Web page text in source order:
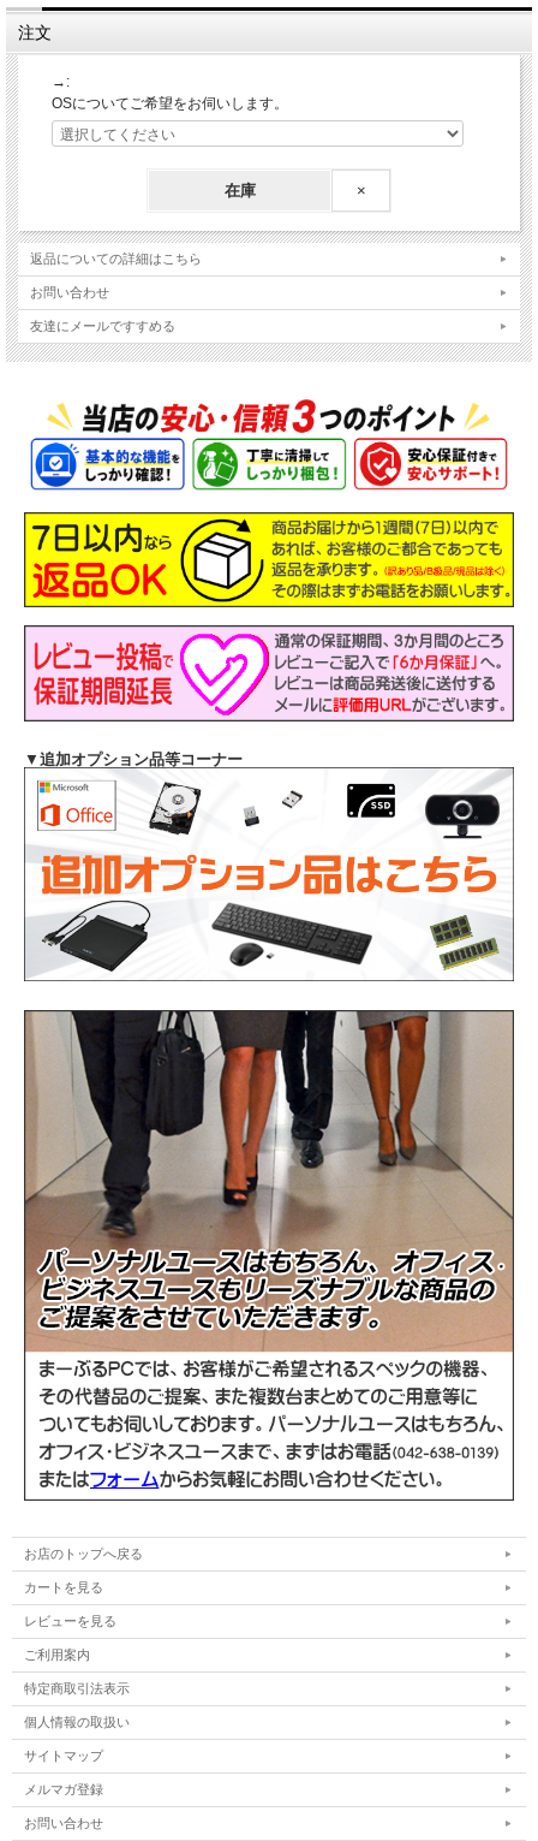
12.5型フルHD☆モバイルPC☆中古ノートパソコン
主なスペック
NEC VersaPro タイプVC UltraLite VKV44/C-
9
液晶 12.5インチ フルHD 解像度1920x1080
Intel Core i7-1160G7 プロセッサー 周波数
1.20GHz
メモリ 8GB（8192MB）※変更不可
ストレージ NVMeSSD256GB
光学ドライブ
WEBカメラ 内蔵
通信機能 有線LAN、無線LAN、Bluetooth
インタフェース
USB Type-C(Thunderbolt 3対応)、USB3.0、
バッテリー 充電可能です
商品の状態 中古品（動作確認済み）
Officeソフト
WPS Office インストール済み(Microsoft
Officeと高い互換性)
付属品
電源ケーブル/ACアダプター、Officeライセ
ンスカード
備考
※画面にうすい閉じ痕/打痕/欠けがありま
す。
注文
→:
OSについてご希望をお伺いします。
在庫 ×
返品についての詳細はこちら
お問い合わせ
友達にメールですすめる
▼ 追加オプション品等コーナー
お店のトップへ戻る
カートを見る
レビューを見る
ご利用案内
特定商取引法表示
個人情報の取扱い
サイトマップ
メルマガ登録
お問い合わせ